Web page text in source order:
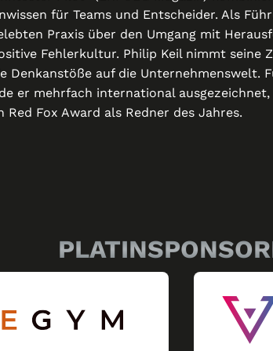
für Teams und Entscheider. Als
Praxis über den Umgang mit
Fehlerkultur. Philip Keil nimmt seine
Denkanstöße auf die Unternehmenswelt.
er mehrfach international
Fox Award als Redner des Jahres.